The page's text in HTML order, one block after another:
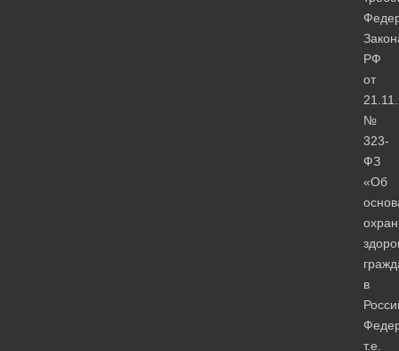
РФ
от
№
323-
ФЗ
«Об
в
т.е.